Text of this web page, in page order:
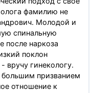
фамилию не
Молодой и
спинальную
после наркоза
поклон
вручу гинекологу.
призванием
отношение к